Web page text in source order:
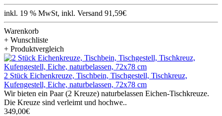
inkl. 19 % MwSt, inkl. Versand 91,59€
Warenkorb
+ Wunschliste
+ Produktvergleich
2 Stück Eichenkreuze, Tischbein, Tischgestell, Tischkreuz,
Kufengestell, Eiche, naturbelassen, 72x78 cm
Wir bieten ein Paar (2 Kreuze) naturbelassen Eichen-Tischkreuze.
Die Kreuze sind verleimt und hochwe..
349,00€